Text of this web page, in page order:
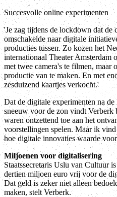
Succesvolle online experimenten
'Je zag tijdens de lockdown dat de
omschakelde naar digitale
producties tussen. Zo kozen het
internationaal Theater Amsterdam
met twee camera's te filmen, maar
productie van te maken. En met
zesduizend kaartjes verkocht.'
Dat de digitale experimenten na
sneeuw voor de zon vindt
waren ontzettend toe aan het
voorstellingen spelen. Maar ik
hoe digitale innovaties waarde
Miljoenen voor digitalisering
Staatssecretaris Uslu van Cultuur
dertien miljoen euro vrij voor de
Dat geld is zeker niet alleen
maken, stelt Verberk.